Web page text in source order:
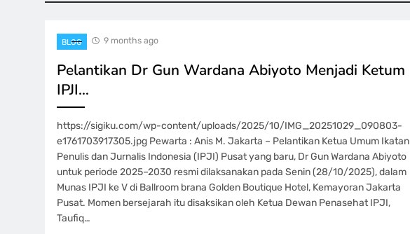
BLOG 9 months ago
Pelantikan Dr Gun Wardana Abiyoto Menjadi Ketum
IPJI…
https://sigiku.com/wp-content/uploads/2025/10/IMG_20251029_090803-
e1761703917305.jpg Pewarta : Anis M. Jakarta – Pelantikan Ketua Umum Ikatan
Penulis dan Jurnalis Indonesia (IPJI) Pusat yang baru, Dr Gun Wardana Abiyoto
untuk periode 2025–2030 resmi dilaksanakan pada Senin (28/10/2025), dalam
Munas IPJI ke V di Ballroom brana Golden Boutique Hotel, Kemayoran Jakarta
Pusat. Momen bersejarah itu disaksikan oleh Ketua Dewan Penasehat IPJI,
Taufiq…